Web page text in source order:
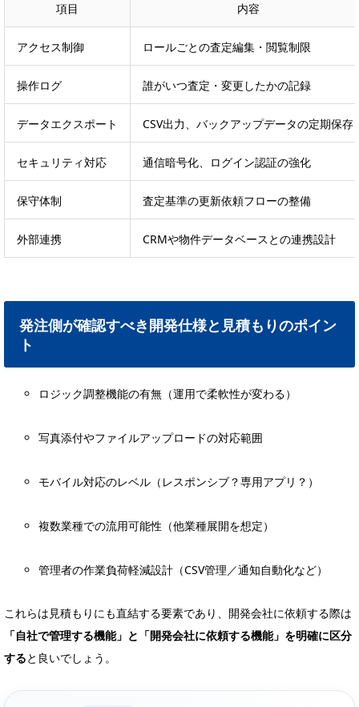
項目 内容
アクセス制御 ロールごとの査定編集・閲覧制限
操作ログ 誰がいつ査定・変更したかの記録
データエクスポート CSV出力、バックアップデータの定期保存
セキュリティ対応 通信暗号化、ログイン認証の強化
保守体制 査定基準の更新依頼フローの整備
外部連携 CRMや物件データベースとの連携設計
発注側が確認すべき開発仕様と見積もりのポイン
ト
ロジック調整機能の有無（運用で柔軟性が変わる）
写真添付やファイルアップロードの対応範囲
モバイル対応のレベル（レスポンシブ？専用アプリ？）
複数業種での流用可能性（他業種展開を想定）
管理者の作業負荷軽減設計（CSV管理／通知自動化など）
これらは見積もりにも直結する要素であり、開発会社に依頼する際は
「自社で管理する機能」と「開発会社に依頼する機能」を明確に区分
すると良いでしょう。